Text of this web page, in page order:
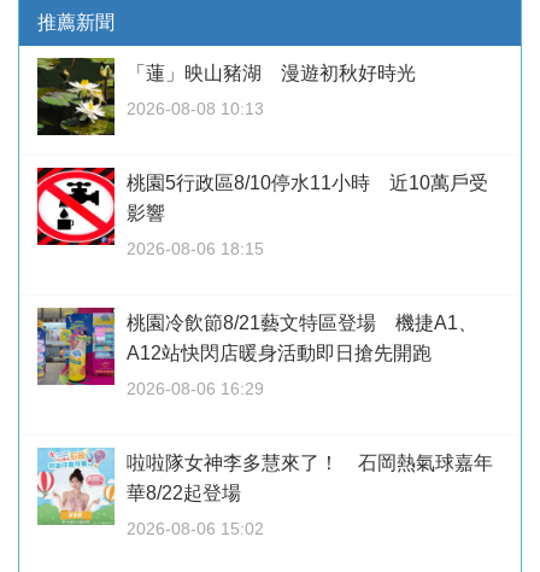
推薦新聞
「蓮」映山豬湖 漫遊初秋好時光
2026-08-08 10:13
桃園5行政區8/10停水11小時 近10萬戶受
影響
2026-08-06 18:15
桃園冷飲節8/21藝文特區登場 機捷A1、
A12站快閃店暖身活動即日搶先開跑
2026-08-06 16:29
啦啦隊女神李多慧來了！ 石岡熱氣球嘉年
華8/22起登場
2026-08-06 15:02